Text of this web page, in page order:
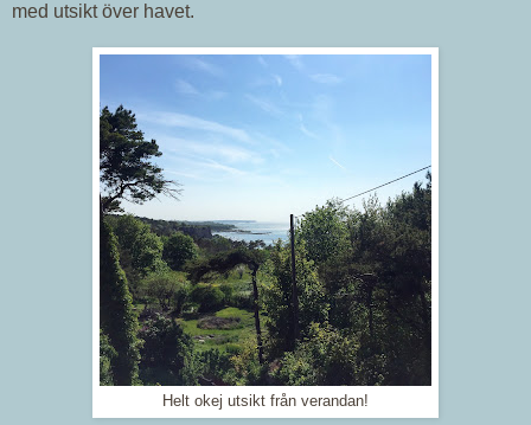
med utsikt över havet.
Helt okej utsikt från verandan!